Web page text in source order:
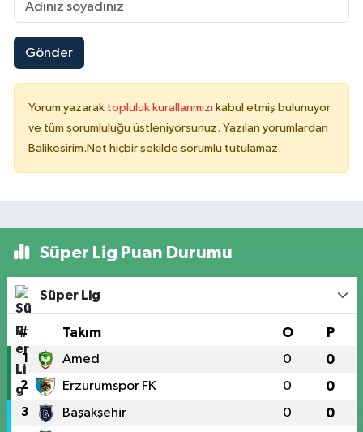
Gönder
Yorum yazarak topluluk kurallarımızı kabul etmiş bulunuyor
ve tüm sorumluluğu üstleniyorsunuz. Yazılan yorumlardan
Balikesirim.Net hiçbir şekilde sorumlu tutulamaz.
Süper Lig Puan Durumu
Süper Lig
# Takım O P
1 Amed 0 0
2 Erzurumspor FK 0 0
3 Başakşehir 0 0